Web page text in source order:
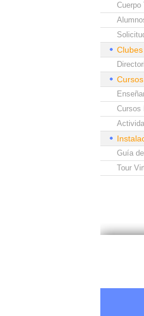
Cuerpo
Clubes
Cursos
Guía
Tour